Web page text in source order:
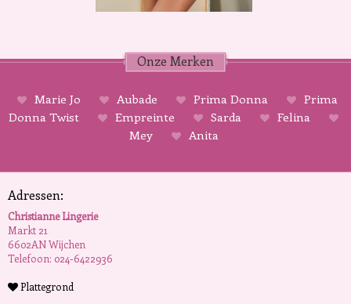
Onze Merken
Marie Jo Aubade Prima Donna
Prima
Donna Twist
Empreinte Sarda
Felina
Mey
Anita
Adressen:
Christianne Lingerie
Markt 21
6602AN Wijchen
Telefoon: 024-6422936
Plattegrond